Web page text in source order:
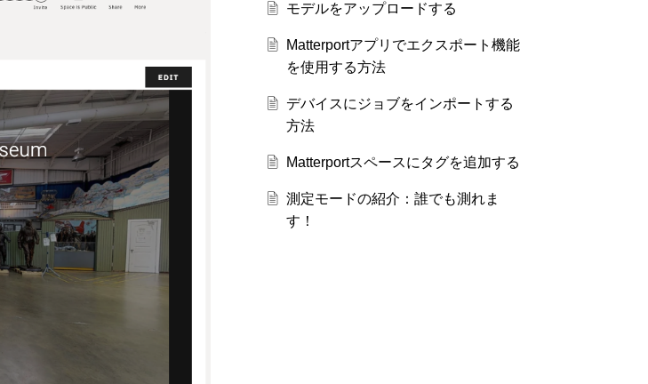
モデルをアップロードする
Matterportアプリでエクスポート機能
を使用する方法
デバイスにジョブをインポートする
方法
Matterportスペースにタグを追加する
測定モードの紹介：誰でも測れま
す！